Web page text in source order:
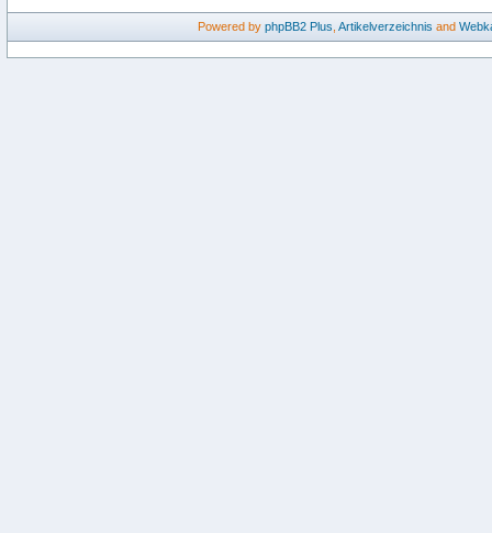
Powered by phpBB2 Plus Artikelverzeichnis and